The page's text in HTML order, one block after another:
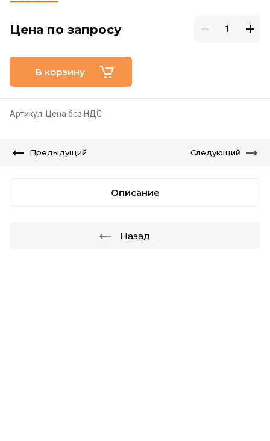
Цена по запросу
В корзину
Артикул: Цена без НДС
Предыдущий Следующий
Описание
Назад